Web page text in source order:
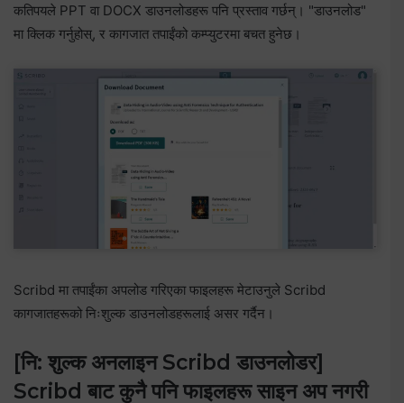
कतिपयले PPT वा DOCX डाउनलोडहरू पनि प्रस्ताव गर्छन्। "डाउनलोड"
मा क्लिक गर्नुहोस्, र कागजात तपाईंको कम्प्युटरमा बचत हुनेछ।
Scribd मा तपाईंका अपलोड गरिएका फाइलहरू मेटाउनुले Scribd
कागजातहरूको निःशुल्क डाउनलोडहरूलाई असर गर्दैन।
[नि: शुल्क अनलाइन Scribd डाउनलोडर]
Scribd बाट कुनै पनि फाइलहरू साइन अप नगरी